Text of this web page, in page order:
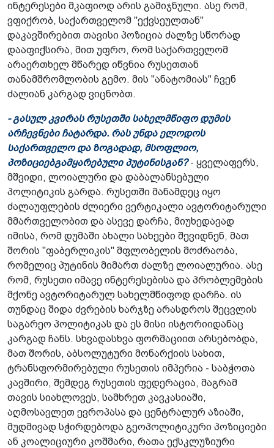
ინტერესები მკაფიოდ არის გამიჯნული. ასე რომ,
ვფიქრობ, საქართველომ "ექვსეულთან"
დაკავშირებით თავისი პოზიცია ძალზე სწორად
დააფიქსირა, მით უფრო, რომ საქართველომ
არაერთხელ მწარედ იწვნია რუსეთთან
თანამშრომლობის გემო. მის "ანატომიას" ჩვენ
ძალიან კარგად ვიცნობთ.
- გასულ კვირას რუსეთში სახელმწიფო დუმის
არჩევნები ჩატარდა. რას უნდა ელოდოს
საქართველო და ზოგადად, მსოფლიო,
პოზიციებგამყარებული პუტინისგან?- ყველაფერს,
მშვიდი, ლოიალური და დაბალანსებული
პოლიტიკის გარდა. რუსეთში მანამდეც იყო
ძალაუფლების ძლიერი ვერტიკალი ავტორიტარული
მმართველობით და ასევე დარჩა, მიუხედავად
იმისა, რომ დუმაში ახალი სახეები შევიდნენ, მათ
შორის "ფაბერლიკის" მფლობელის მოძრაობა,
რომელიც პუტინის მიმართ ძალზე ლოიალურია. ასე
რომ, რუსეთი იმავე ინტერესებისა და პრობლემების
მქონე ავტორიტარულ სახელმწიფოდ დარჩა. ის
თუნდაც შიდა ძვრების ხარჯზე არასდროს შეცვლის
საგარეო პოლიტიკას და ეს მისი ისტორიიდანაც
კარგად ჩანს. სხვადასხვა ფორმაციით არსებობდა,
მათ შორის, აბსოლუტური მონარქიის სახით,
ტრანსფორმირებული რუსეთის იმპერია - საბჭოთა
კავშირი, შემდეგ რუსეთის ფედერაცია, მაგრამ
თავის სიახლოვეს, სამხრეთ კავკასიაში,
აღმოსავლეთ ევროპასა და ცენტრალურ აზიაში,
მუდმივად სჭირდებოდა გეოპოლიტიკური პოზიციები
ან კოალიციური კოშმარი, რათა ექსკლუზიური